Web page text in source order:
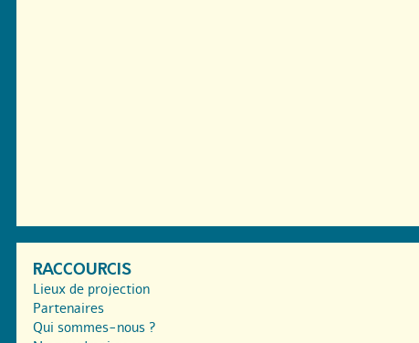
RACCOURCIS
Lieux de projection
Partenaires
Qui sommes-nous ?